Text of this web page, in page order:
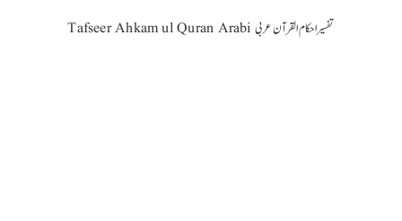
Tafseer Ahkam ul Quran Arabi تفسیراحکام القرآن عربی